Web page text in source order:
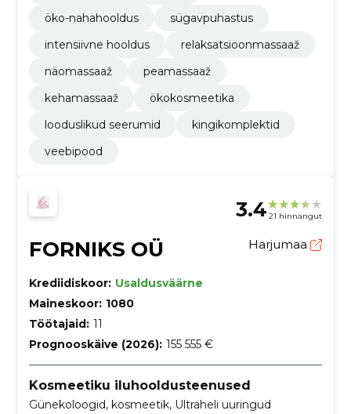
öko-nahahooldus
sügavpuhastus
intensiivne hooldus
relaksatsioonmassaaž
näomassaaž
peamassaaž
kehamassaaž
ökokosmeetika
looduslikud seerumid
kingikomplektid
veebipood
3.4 21 hinnangut
FORNIKS OÜ Harjumaa
Krediidiskoor: Usaldusväärne
Maineskoor: 1080
Töötajaid: 11
Prognooskäive (2026): 155 555 €
Kosmeetiku iluhooldusteenused
Günekoloogid, kosmeetik, Ultraheli uuringud